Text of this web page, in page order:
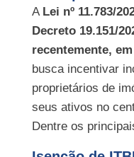
A Lei nº 11.783/
Decreto 19.151/
recentemente,
busca incentivar
proprietários de
seus ativos no
Dentre os